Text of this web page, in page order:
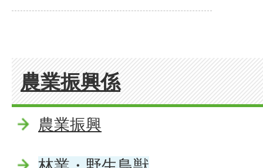
農業振興係
農業振興